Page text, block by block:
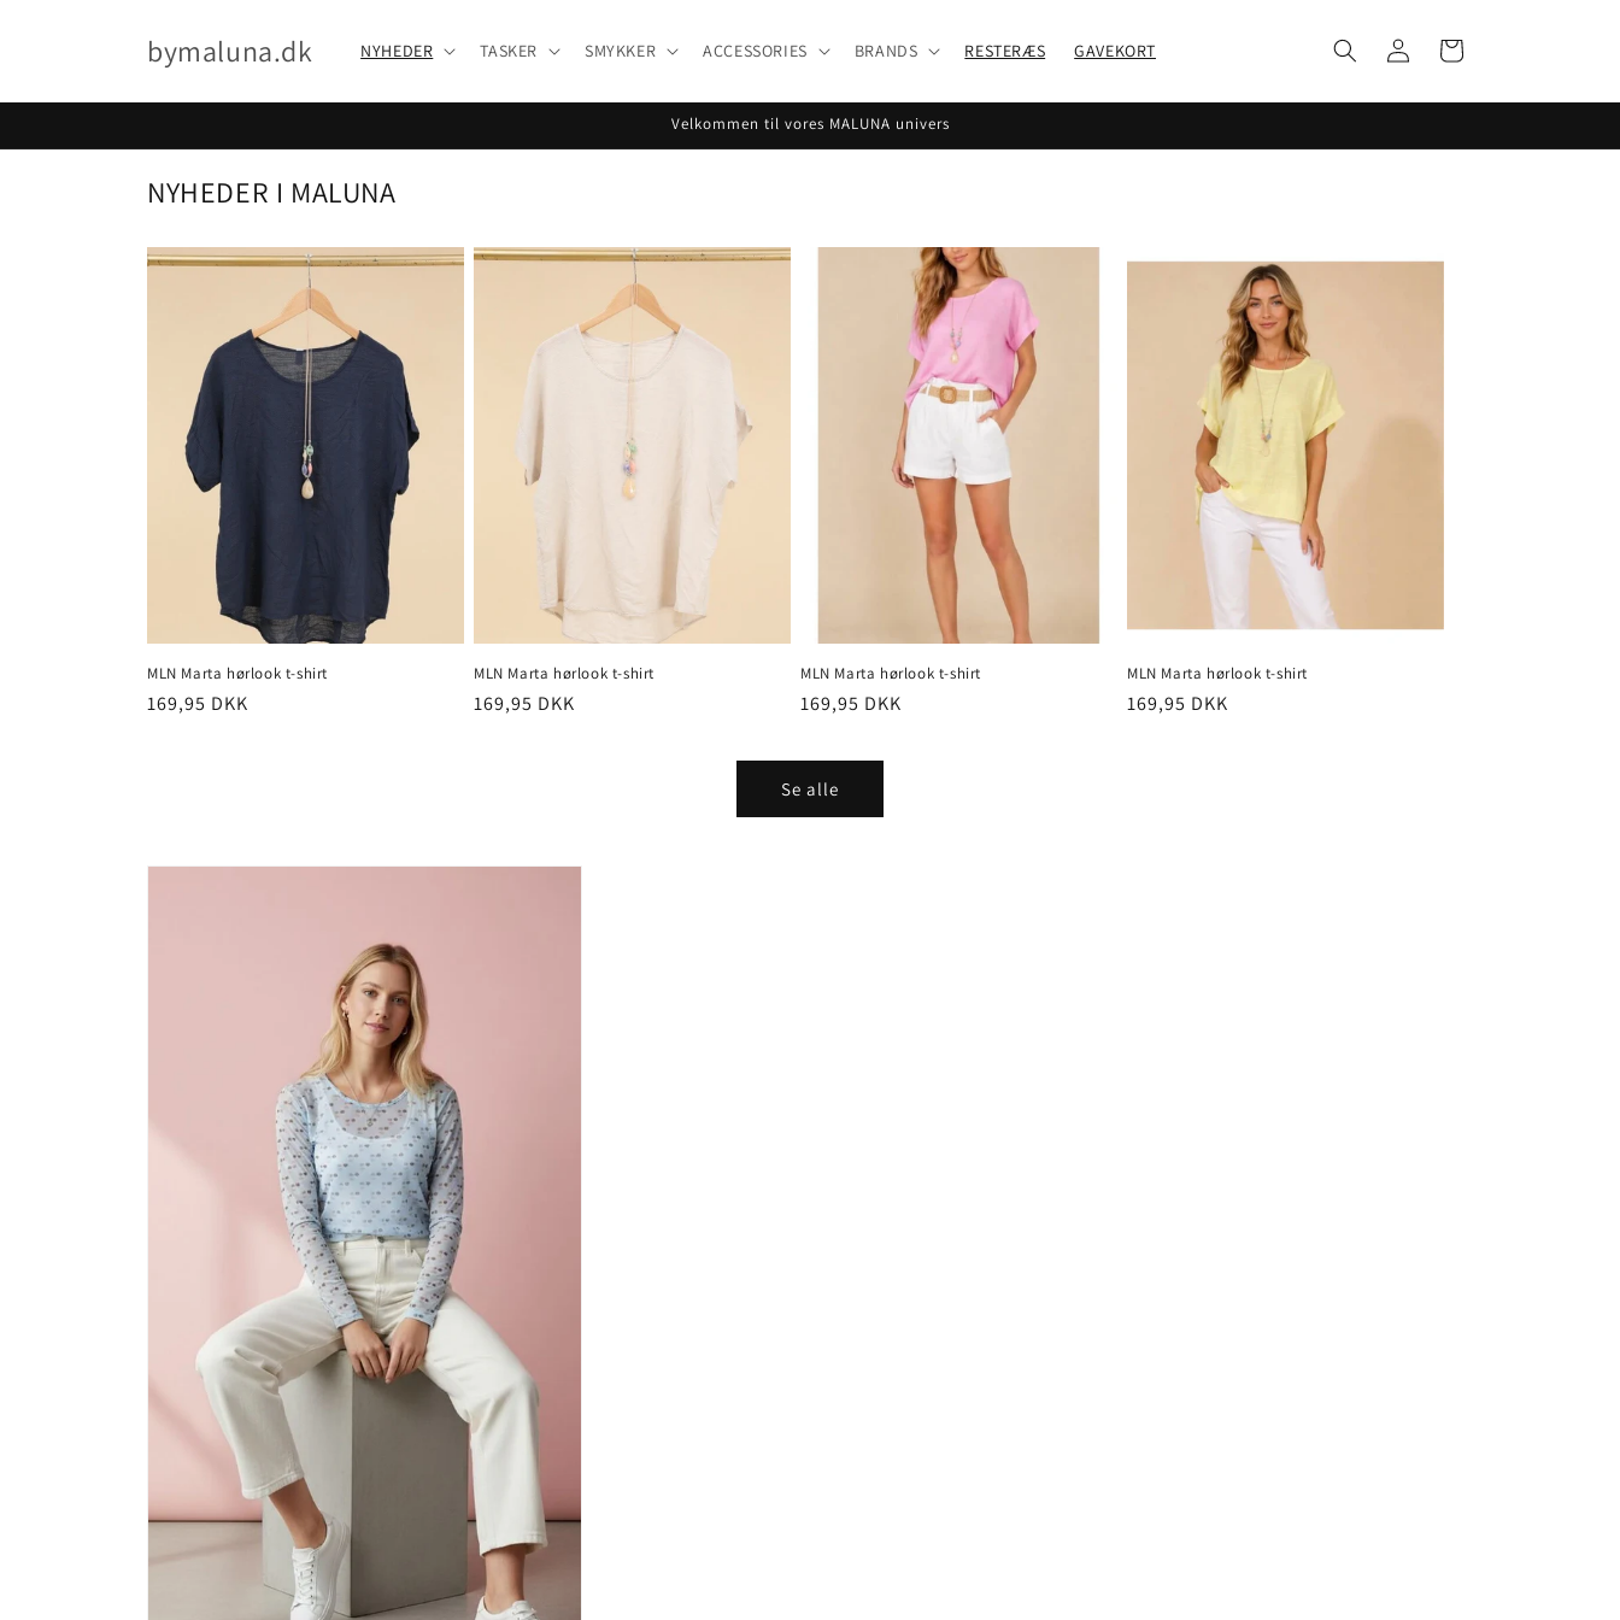
bymaluna.dk NYHEDER TASKER SMYKKER ACCESSORIES BRANDS RESTERÆS GAVEKORT
Log
ind
Indkøbskurv
Velkommen til vores MALUNA univers
NYHEDER I MALUNA
MLN Marta hørlook t-shirt
Normalpris
169,95 DKK
MLN Marta hørlook t-shirt
Normalpris
169,95 DKK
MLN Marta hørlook t-shirt
Normalpris
169,95 DKK
MLN Marta hørlook t-shirt
Normalpris
169,95 DKK
Se alle